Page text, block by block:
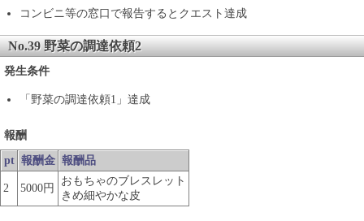
コンビニ等の窓口で報告するとクエスト達成
No.39 野菜の調達依頼2
発生条件
「野菜の調達依頼1」達成
報酬
pt 報酬金 報酬品
2 5000円
おもちゃのブレスレット
きめ細やかな皮